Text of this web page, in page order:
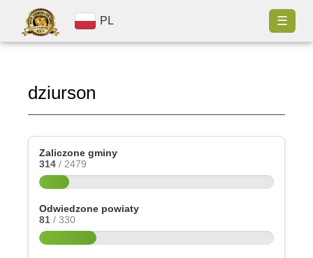
PL ☰
dziurson
Zaliczone gminy
314 / 2479
Odwiedzone powiaty
81 / 330